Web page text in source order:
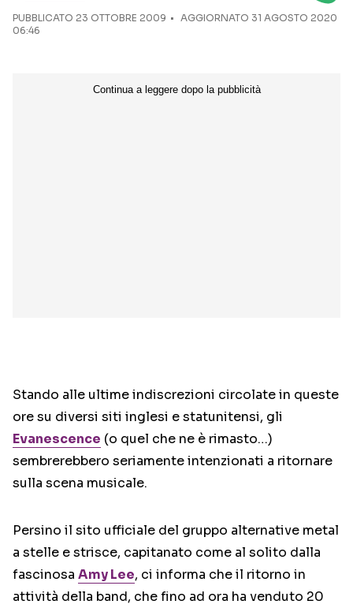
PUBBLICATO 23 OTTOBRE 2009
AGGIORNATO 31 AGOSTO 2020
06:46
Stando alle ultime indiscrezioni circolate in queste
ore su diversi siti inglesi e statunitensi, gli
Evanescence (o quel che ne è rimasto…)
sembrerebbero seriamente intenzionati a ritornare
sulla scena musicale.
Persino il sito ufficiale del gruppo alternative metal
a stelle e strisce, capitanato come al solito dalla
fascinosa Amy Lee, ci informa che il ritorno in
attività della band, che fino ad ora ha venduto 20